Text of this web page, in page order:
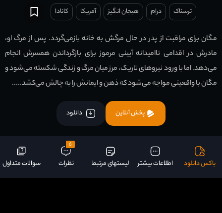
ترسناک درام هیجان انگیز آمریکا کانادا
مگان برای مراقبت از پدر در حال مرگش به خانه بازمی‌گردد. پس از مرگ او،
مادرش در اقدامی ناامیدانه آیینی مرموز برای بازگرداندن همسرش انجام
می‌دهد. اما با ورود نیروهای تاریک، مرز میان مرگ و زندگی شکسته می‌شود و
مگان با واقعیتی مواجه می‌شود که ذهن و ایمانش را به چالش می‌کشد.....
پخش آنلاین دانلود
باکس دانلود اطلاعات بیشتر لیستهای مرتبط
6
نظرات سوالات متداول